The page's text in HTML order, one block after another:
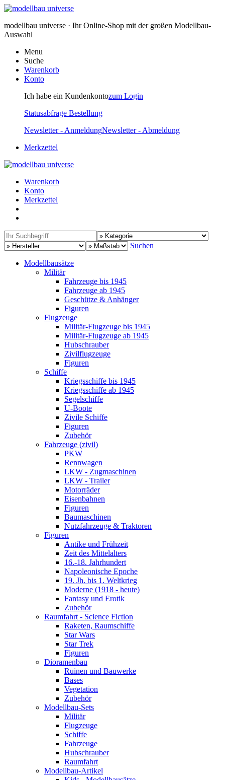
modellbau universe · Ihr Online-Shop mit der großen Modellbau-
Auswahl
Menu
Suche
Warenkorb
Konto
Ich habe ein Kundenkontozum Login
Statusabfrage Bestellung
Newsletter - AnmeldungNewsletter - Abmeldung
Merkzettel
Warenkorb
Konto
Merkzettel
Suchen
Modellbausätze
Militär
Fahrzeuge bis 1945
Fahrzeuge ab 1945
Geschütze & Anhänger
Figuren
Flugzeuge
Militär-Flugzeuge bis 1945
Militär-Flugzeuge ab 1945
Hubschrauber
Zivilflugzeuge
Figuren
Schiffe
Kriegsschiffe bis 1945
Kriegsschiffe ab 1945
Segelschiffe
U-Boote
Zivile Schiffe
Figuren
Zubehör
Fahrzeuge (zivil)
PKW
Rennwagen
LKW - Zugmaschinen
LKW - Trailer
Motorräder
Eisenbahnen
Figuren
Baumaschinen
Nutzfahrzeuge & Traktoren
Figuren
Antike und Frühzeit
Zeit des Mittelalters
16.-18. Jahrhundert
Napoleonische Epoche
19. Jh. bis 1. Weltkrieg
Moderne (1918 - heute)
Fantasy und Erotik
Zubehör
Raumfahrt - Science Fiction
Raketen, Raumschiffe
Star Wars
Star Trek
Figuren
Dioramenbau
Ruinen und Bauwerke
Bases
Vegetation
Zubehör
Modellbau-Sets
Militär
Flugzeuge
Schiffe
Fahrzeuge
Hubschrauber
Raumfahrt
Modellbau-Artikel